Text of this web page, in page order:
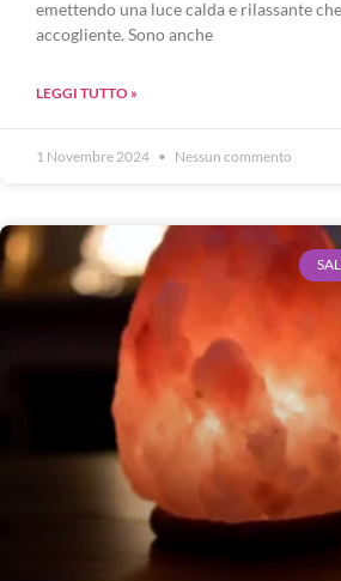
emettendo una luce calda e rilassante
accogliente. Sono anche
LEGGI TUTTO »
1 Novembre 2024 Nessun commento